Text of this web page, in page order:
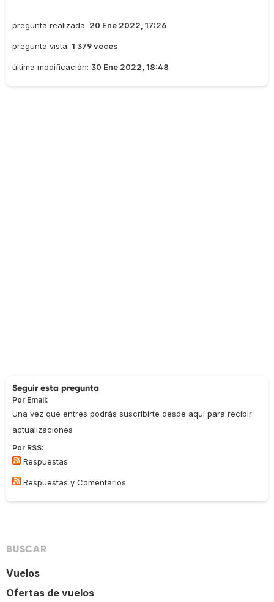
pregunta realizada: 20 Ene 2022, 17:26
pregunta vista: 1 379 veces
última modificación: 30 Ene 2022, 18:48
Seguir esta pregunta
Por Email:
Una vez que entres podrás suscribirte desde aquí para recibir
actualizaciones
Por RSS:
Respuestas
Respuestas y Comentarios
BUSCAR
Vuelos
Ofertas de vuelos